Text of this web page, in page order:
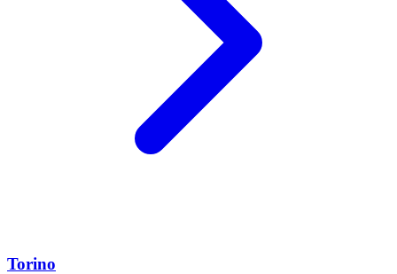
Torino